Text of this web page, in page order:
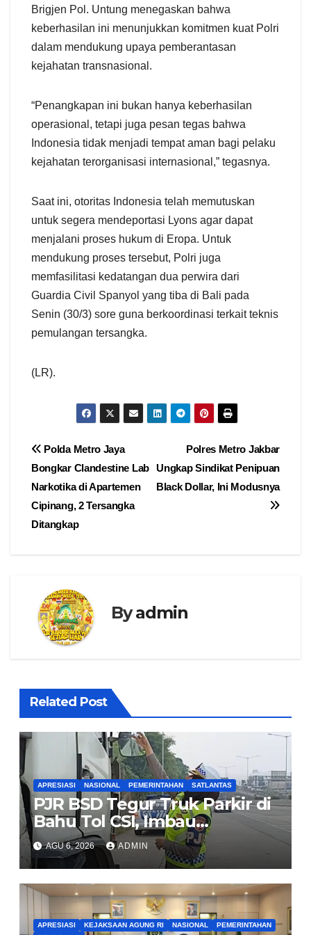
Brigjen Pol. Untung menegaskan bahwa
keberhasilan ini menunjukkan komitmen kuat Polri
dalam mendukung upaya pemberantasan
kejahatan transnasional.
“Penangkapan ini bukan hanya keberhasilan
operasional, tetapi juga pesan tegas bahwa
Indonesia tidak menjadi tempat aman bagi pelaku
kejahatan terorganisasi internasional,” tegasnya.
Saat ini, otoritas Indonesia telah memutuskan
untuk segera mendeportasi Lyons agar dapat
menjalani proses hukum di Eropa. Untuk
mendukung proses tersebut, Polri juga
memfasilitasi kedatangan dua perwira dari
Guardia Civil Spanyol yang tiba di Bali pada
Senin (30/3) sore guna berkoordinasi terkait teknis
pemulangan tersangka.
(LR).
Navigasi
pos
Polres Metro Jakbar
Ungkap Sindikat Penipuan
Black Dollar, Ini Modusnya
Polda Metro Jaya
Bongkar Clandestine Lab
Narkotika di Apartemen
Cipinang, 2 Tersangka
Ditangkap
Byadmin
Related Post
APRESIASI NASIONAL PEMERINTAHAN SATLANTAS
PJR BSD Tegur Truk Parkir di
Bahu Tol CSI, Imbau
Pengendara Tertib
AGU 6, 2026 ADMIN
APRESIASI KEJAKSAAN AGUNG RI NASIONAL
PEMERINTAHAN